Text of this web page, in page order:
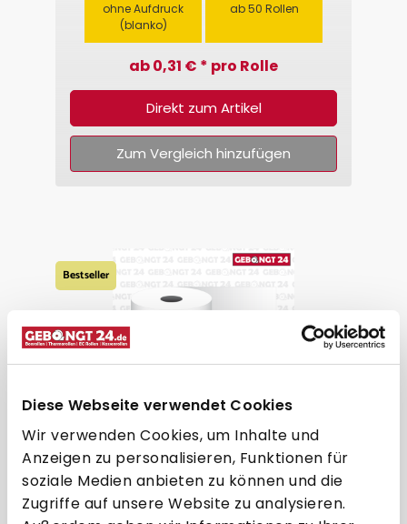
Diese Webseite verwendet Cookies
Wir verwenden Cookies, um Inhalte und
Anzeigen zu personalisieren, Funktionen für
soziale Medien anbieten zu können und die
Zugriffe auf unsere Website zu analysieren.
ohne Aufdruck
(blanko)
ab 50 Rollen
ab 0,31 € * pro Rolle
Direkt zum Artikel
Zum Vergleich hinzufügen
Bestseller
Thermorolle 57 x 18m x 12, 55g
Thermopapier, BPA frei